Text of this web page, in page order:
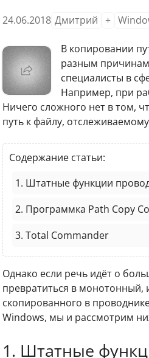
24.06.2018 Дмитрий +
В копировании
разным
специалисты в
Например, при
Ничего сложного нет в том,
путь к файлу,
Содержание статьи:
1. Штатные функции
2. Программка Path Copy
3. Total Commander
Однако если речь идёт о
превратиться в монотонный,
скопированного в
Windows, мы и рассмотрим
1. Штатные